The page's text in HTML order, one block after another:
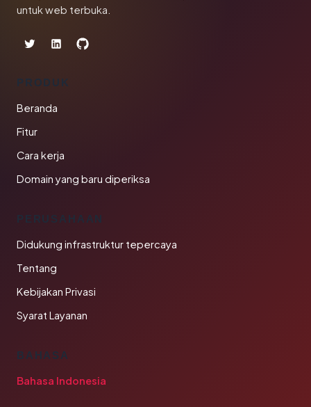
untuk web terbuka.
PRODUK
Beranda
Fitur
Cara kerja
Domain yang baru diperiksa
PERUSAHAAN
Didukung infrastruktur tepercaya
Tentang
Kebijakan Privasi
Syarat Layanan
BAHASA
Bahasa Indonesia